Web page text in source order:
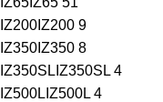
IZ200 IZ200 9
IZ350 IZ350 8
IZ350SL IZ350SL 4
IZ500L IZ500L 4